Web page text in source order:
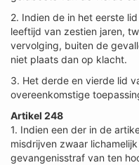
2. Indien de in het eerste
leeftijd van zestien jaren,
vervolging, buiten de
niet plaats dan op klacht.
3. Het derde en vierde lid
overeenkomstige
Artikel 248
1. Indien een der in de
misdrijven zwaar
gevangenisstraf van ten